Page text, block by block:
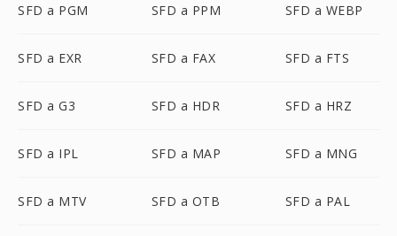
SFD a PGM SFD a PPM SFD a WEBP
SFD a EXR SFD a FAX SFD a FTS
SFD a G3 SFD a HDR SFD a HRZ
SFD a IPL SFD a MAP SFD a MNG
SFD a MTV SFD a OTB SFD a PAL